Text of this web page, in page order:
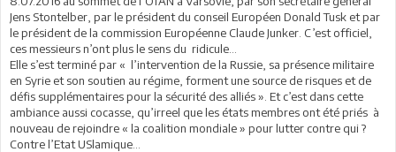
Jens Stontelber, par le président du conseil Européen Donald Tusk et par
le président de la commission Européenne Claude Junker. C’est officiel,
ces messieurs n’ont plus le sens du ridicule...
Elle s’est terminé par « l’intervention de la Russie, sa présence militaire
en Syrie et son soutien au régime, forment une source de risques et de
défis supplémentaires pour la sécurité des alliés ». Et c’est dans cette
ambiance aussi cocasse, qu’irreel que les états membres ont été priés à
nouveau de rejoindre « la coalition mondiale » pour lutter contre qui ?
Contre l’Etat USlamique...